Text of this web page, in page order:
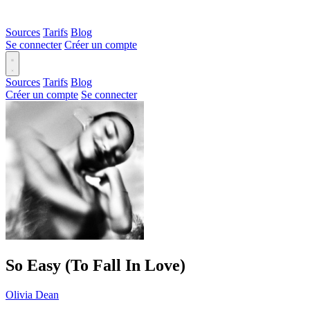
Sources Tarifs Blog
Se connecter Créer un compte
Sources Tarifs Blog
Créer un compte Se connecter
So Easy (To Fall In Love)
Olivia Dean